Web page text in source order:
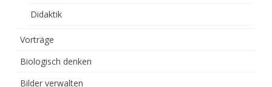
Didaktik
Vorträge
Biologisch denken
Bilder verwalten